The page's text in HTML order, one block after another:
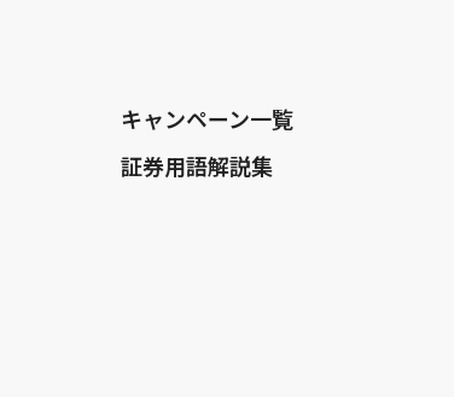
キャンペーン一覧
証券用語解説集